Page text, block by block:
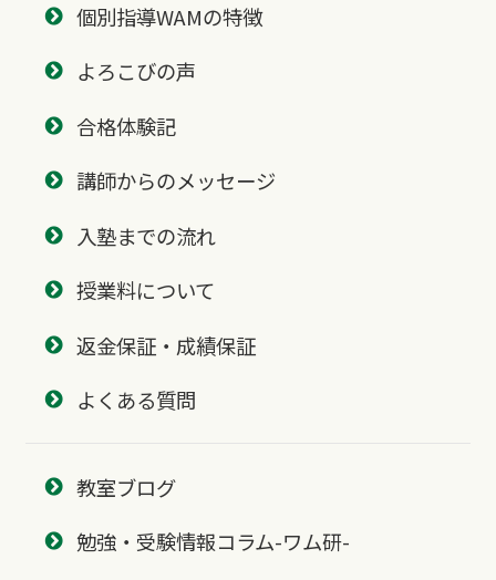
個別指導WAMの特徴
よろこびの声
合格体験記
講師からのメッセージ
入塾までの流れ
授業料について
返金保証・成績保証
よくある質問
教室ブログ
勉強・受験情報コラム-ワム研-